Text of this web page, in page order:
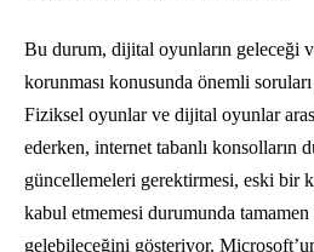
Bu durum, dijital oyunların geleceği
korunması konusunda önemli
Fiziksel oyunlar ve dijital oyunlar
ederken, internet tabanlı konsolların
güncellemeleri gerektirmesi, eski bir
kabul etmemesi durumunda tamamen
gelebileceğini gösteriyor.